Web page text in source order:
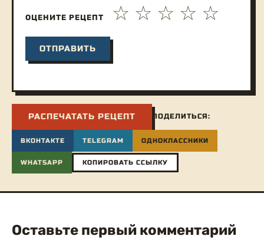
ОЦЕНИТЕ РЕЦЕПТ
РАСПЕЧАТАТЬ РЕЦЕПТ ПОДЕЛИТЬСЯ:
ВКОНТАКТЕ TELEGRAM ОДНОКЛАССНИКИ
WHATSAPP КОПИРОВАТЬ ССЫЛКУ
Оставьте первый комментарий